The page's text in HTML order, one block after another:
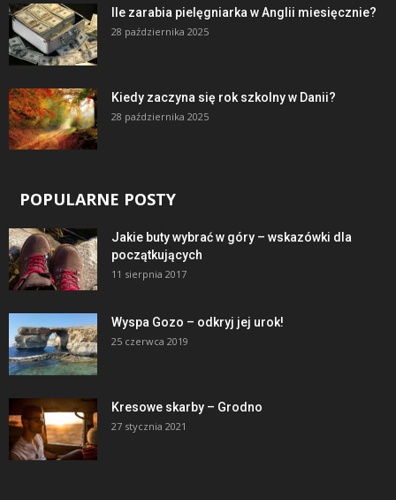
Ile zarabia pielęgniarka w Anglii miesięcznie?
28 października 2025
Kiedy zaczyna się rok szkolny w Danii?
28 października 2025
POPULARNE POSTY
Jakie buty wybrać w góry – wskazówki dla
początkujących
11 sierpnia 2017
Wyspa Gozo – odkryj jej urok!
25 czerwca 2019
Kresowe skarby – Grodno
27 stycznia 2021